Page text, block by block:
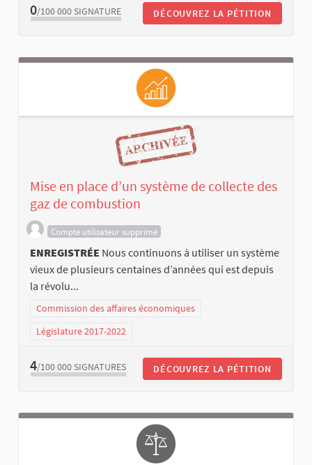
0/100 000 SIGNATURE DÉCOUVREZ LA PÉTITION
Mise en place d’un système de collecte des
gaz de combustion
Compte utilisateur supprimé
ENREGISTRÉE Nous continuons à utiliser un système
vieux de plusieurs centaines d’années qui est depuis
la révolu...
Commission des affaires économiques
Législature 2017-2022
4/100 000 SIGNATURES DÉCOUVREZ LA PÉTITION